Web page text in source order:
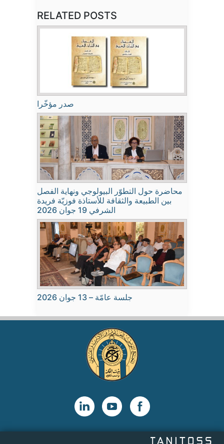
RELATED POSTS
صدر مؤخّرا
محاضرة حول التطوّر البيولوجي ونهاية الفصل
بين الطبيعة والثقافة للأستاذة فوزيّة فريدة
الشرفي 19 جوان 2026
جلسة عامّة – 13 جوان 2026